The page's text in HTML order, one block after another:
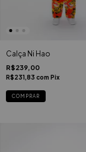
Calça Ni Hao
R$239,00
R$231,83 com Pix
COMPRAR